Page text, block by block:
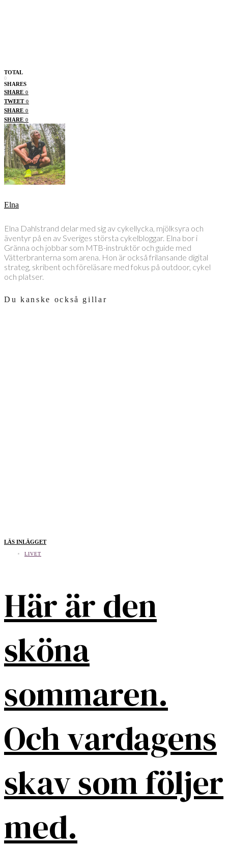
TOTAL
0
SHARES
SHARE 0
TWEET 0
SHARE 0
SHARE 0
Elna
Elna Dahlstrand delar med sig av cykellycka, mjölksyra och
äventyr på en av Sveriges största cykelbloggar. Elna bor i
Gränna och jobbar som MTB-instruktör och guide med
Vätterbranterna som arena. Hon är också frilansande digital
strateg, skribent och föreläsare med fokus på outdoor, cykel
och platser.
Du kanske också gillar
LÄS INLÄGGET
LIVET
Här är den
sköna
sommaren.
Och vardagens
skav som följer
med.